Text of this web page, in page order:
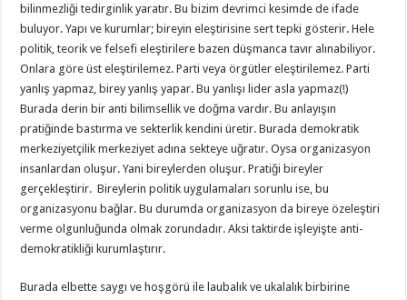
bilinmezliği tedirginlik yaratır. Bu bizim devrimci kesimde de ifade
buluyor. Yapı ve kurumlar; bireyin eleştirisine sert tepki gösterir. Hele
politik, teorik ve felsefi eleştirilere bazen düşmanca tavır alınabiliyor.
Onlara göre üst eleştirilemez. Parti veya örgütler eleştirilemez. Parti
yanlış yapmaz, birey yanlış yapar. Bu yanlışı lider asla yapmaz(!)
Burada derin bir anti bilimsellik ve doğma vardır. Bu anlayışın
pratiğinde bastırma ve sekterlik kendini üretir. Burada demokratik
merkeziyetçilik merkeziyet adına sekteye uğratır. Oysa organizasyon
insanlardan oluşur. Yani bireylerden oluşur. Pratiği bireyler
gerçekleştirir. Bireylerin politik uygulamaları sorunlu ise, bu
organizasyonu bağlar. Bu durumda organizasyon da bireye özeleştiri
verme olgunluğunda olmak zorundadır. Aksi taktirde işleyişte anti-
demokratikliği kurumlaştırır.
Burada elbette saygı ve hoşgörü ile laubalık ve ukalalık birbirine